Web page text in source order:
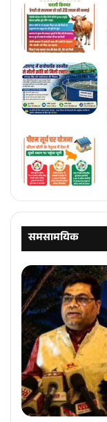
समसामयिक